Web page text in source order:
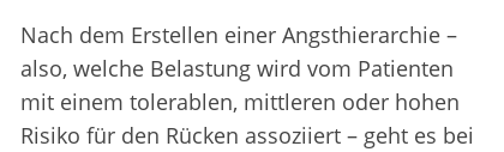
Nach dem Erstellen einer Angsthierarchie –
also, welche Belastung wird vom Patienten
mit einem tolerablen, mittleren oder hohen
Risiko für den Rücken assoziiert – geht es bei